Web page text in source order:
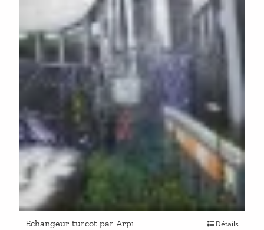
Echangeur turcot par Arpi Détails